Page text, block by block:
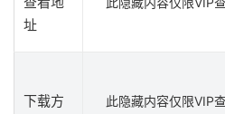
址
下载方
此隐藏内容仅限VIP